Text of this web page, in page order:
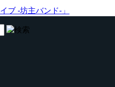
ブ -坊主バンド-」